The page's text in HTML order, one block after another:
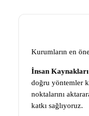
Kurumların en
İnsan
doğru yöntemler
noktalarını
katkı sağlıyoruz.